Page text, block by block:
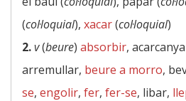
(col·loquial), xacar(col·loquial)
2.v(beure) absorbir,
arremullar, beure a morro,
se, engolir, fer, fer-se, libar,